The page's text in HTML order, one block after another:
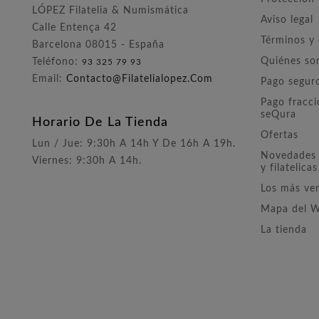
LÓPEZ Filatelia & Numismática
Calle Entença 42
Barcelona 08015 - España
Teléfono: 93 325 79 93
Email: Contacto@filatelialopez.com
Horario De La Tienda
Lun / Jue: 9:30h A 14h Y De 16h A 19h.
Viernes: 9:30h A 14h.
Aviso legal
Términos
Quiénes
Pago
Pago
seQura
Ofertas
y filatelicas
Los más
Mapa del
La tienda